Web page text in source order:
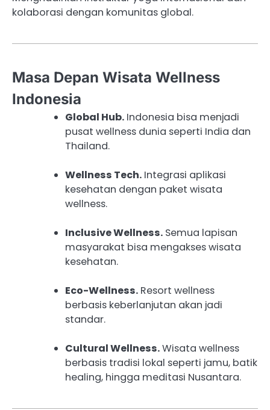
kolaborasi dengan komunitas global.
Masa Depan Wisata Wellness
Indonesia
Global Hub. Indonesia bisa menjadi
pusat wellness dunia seperti India dan
Thailand.
Wellness Tech. Integrasi aplikasi
kesehatan dengan paket wisata
wellness.
Inclusive Wellness. Semua lapisan
masyarakat bisa mengakses wisata
kesehatan.
Eco-Wellness. Resort wellness
berbasis keberlanjutan akan jadi
standar.
Cultural Wellness.Wisata wellness
berbasis tradisi lokal seperti jamu, batik
healing, hingga meditasi Nusantara.